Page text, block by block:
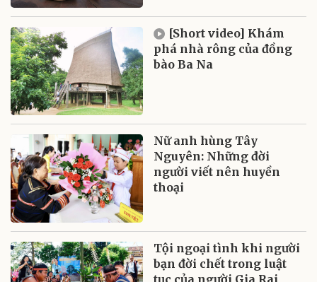
[Short video] Khám
phá nhà rông của đồng
bào Ba Na
Nữ anh hùng Tây
Nguyên: Những đời
người viết nên huyền
thoại
Tội ngoại tình khi người
bạn đời chết trong luật